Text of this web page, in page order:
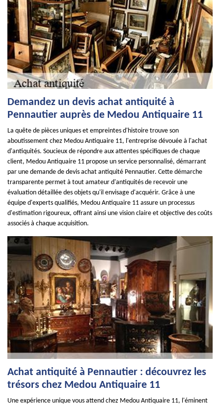
Demandez un devis achat antiquité à
Pennautier auprès de Medou Antiquaire 11
La quête de pièces uniques et empreintes d'histoire trouve son
aboutissement chez Medou Antiquaire 11, l'entreprise dévouée à l'achat
d'antiquités. Soucieux de répondre aux attentes spécifiques de chaque
client, Medou Antiquaire 11 propose un service personnalisé, démarrant
par une demande de devis achat antiquité Pennautier. Cette démarche
transparente permet à tout amateur d'antiquités de recevoir une
évaluation détaillée des objets qu'il envisage d'acquérir. Grâce à une
équipe d'experts qualifiés, Medou Antiquaire 11 assure un processus
d'estimation rigoureux, offrant ainsi une vision claire et objective des coûts
associés à chaque acquisition.
Achat antiquité à Pennautier : découvrez les
trésors chez Medou Antiquaire 11
Une expérience unique vous attend chez Medou Antiquaire 11, l'éminent